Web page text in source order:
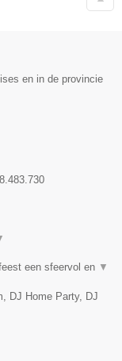
en in de provincie
een sfeervol en ▼
DJ Home Party, DJ